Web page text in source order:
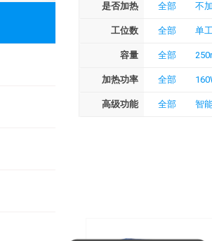
是否加热 全部 不
工位数 全部 单
容量 全部
加热功率 全部
高级功能 全部 智